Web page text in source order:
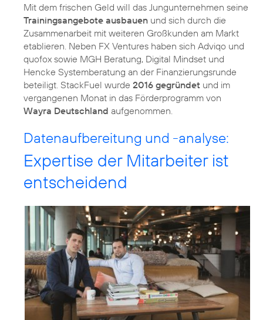
Mit dem frischen Geld will das Jungunternehmen seine
Trainingsangebote ausbauen und sich durch die
Zusammenarbeit mit weiteren Großkunden am Markt
etablieren. Neben FX Ventures haben sich Adviqo und
quofox sowie MGH Beratung, Digital Mindset und
Hencke Systemberatung an der Finanzierungsrunde
beteiligt. StackFuel wurde 2016 gegründet und im
vergangenen Monat in das Förderprogramm von
Wayra Deutschland aufgenommen.
Datenaufbereitung und -analyse:
Expertise der Mitarbeiter ist
entscheidend